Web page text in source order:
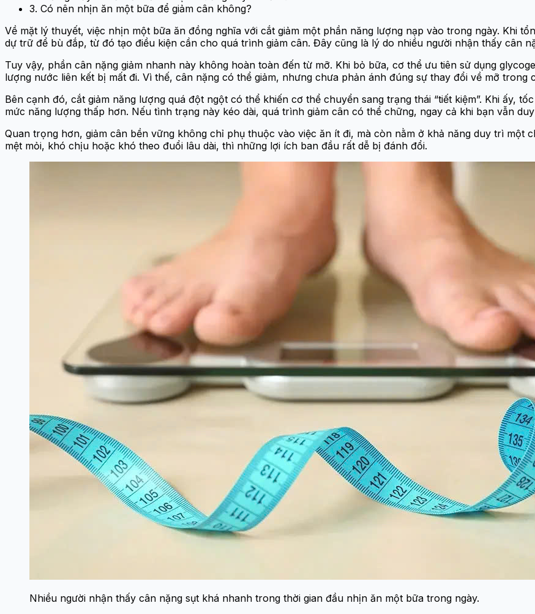
3. Có nên nhịn ăn một bữa để giảm cân không?
Về mặt lý thuyết, việc nhịn một bữa ăn đồng nghĩa với cắt giảm một phần năng lượng nạp vào trong ngày. Khi
dự trữ để bù đắp, từ đó tạo điều kiện cần cho quá trình giảm cân. Đây cũng là lý do nhiều người nhận thấy cân
Tuy vậy, phần cân nặng giảm nhanh này không hoàn toàn đến từ mỡ. Khi bỏ bữa, cơ thể ưu tiên sử dụng
lượng nước liên kết bị mất đi. Vì thế, cân nặng có thể giảm, nhưng chưa phản ánh đúng sự thay đổi về mỡ trong
Bên cạnh đó, cắt giảm năng lượng quá đột ngột có thể khiến cơ thể chuyển sang trạng thái “tiết kiệm”. Khi ấy,
mức năng lượng thấp hơn. Nếu tình trạng này kéo dài, quá trình giảm cân có thể chững, ngay cả khi bạn vẫn
Quan trọng hơn, giảm cân bền vững không chỉ phụ thuộc vào việc ăn ít đi, mà còn nằm ở khả năng duy trì một
mệt mỏi, khó chịu hoặc khó theo đuổi lâu dài, thì những lợi ích ban đầu rất dễ bị đánh đổi.
Nhiều người nhận thấy cân nặng sụt khá nhanh trong thời gian đầu nhịn ăn một bữa trong ngày.